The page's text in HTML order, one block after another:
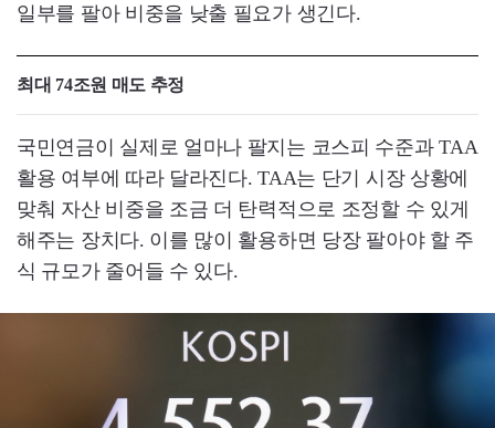
일부를 팔아 비중을 낮출 필요가 생긴다.
최대 74조원 매도 추정
국민연금이 실제로 얼마나 팔지는 코스피 수준과 TAA
활용 여부에 따라 달라진다. TAA는 단기 시장 상황에
맞춰 자산 비중을 조금 더 탄력적으로 조정할 수 있게
해주는 장치다. 이를 많이 활용하면 당장 팔아야 할 주
식 규모가 줄어들 수 있다.